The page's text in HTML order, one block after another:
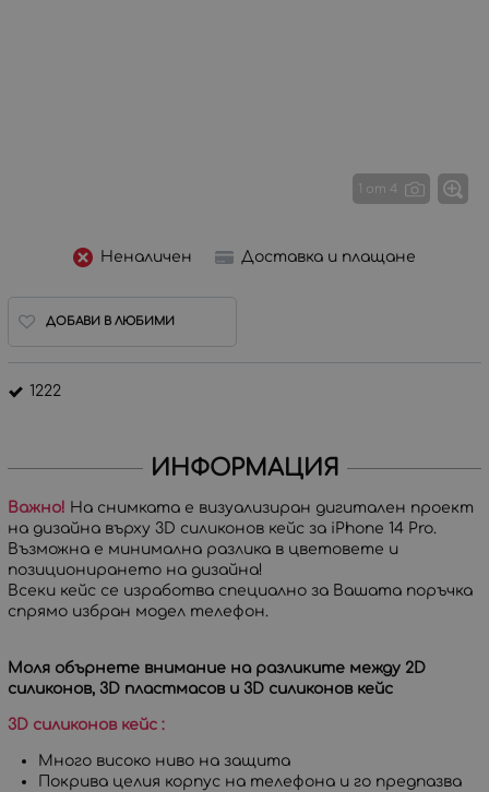
1 от 4
Неналичен Доставка и плащане
ДОБАВИ В ЛЮБИМИ
1222
ИНФОРМАЦИЯ
Важно! На снимката е визуализиран дигитален проект
на дизайна върху 3D силиконов кейс за iPhone 14 Pro.
Възможна е минимална разлика в цветовете и
позиционирането на дизайна!
Всеки кейс се изработва специално за Вашата поръчка
спрямо избран модел телефон.
Моля обърнете внимание на разликите между 2D
силиконов, 3D пластмасов и 3D силиконов кейс
3D силиконов кейс :
Много високо ниво на защита
Покрива целия корпус на телефона и го предпазва